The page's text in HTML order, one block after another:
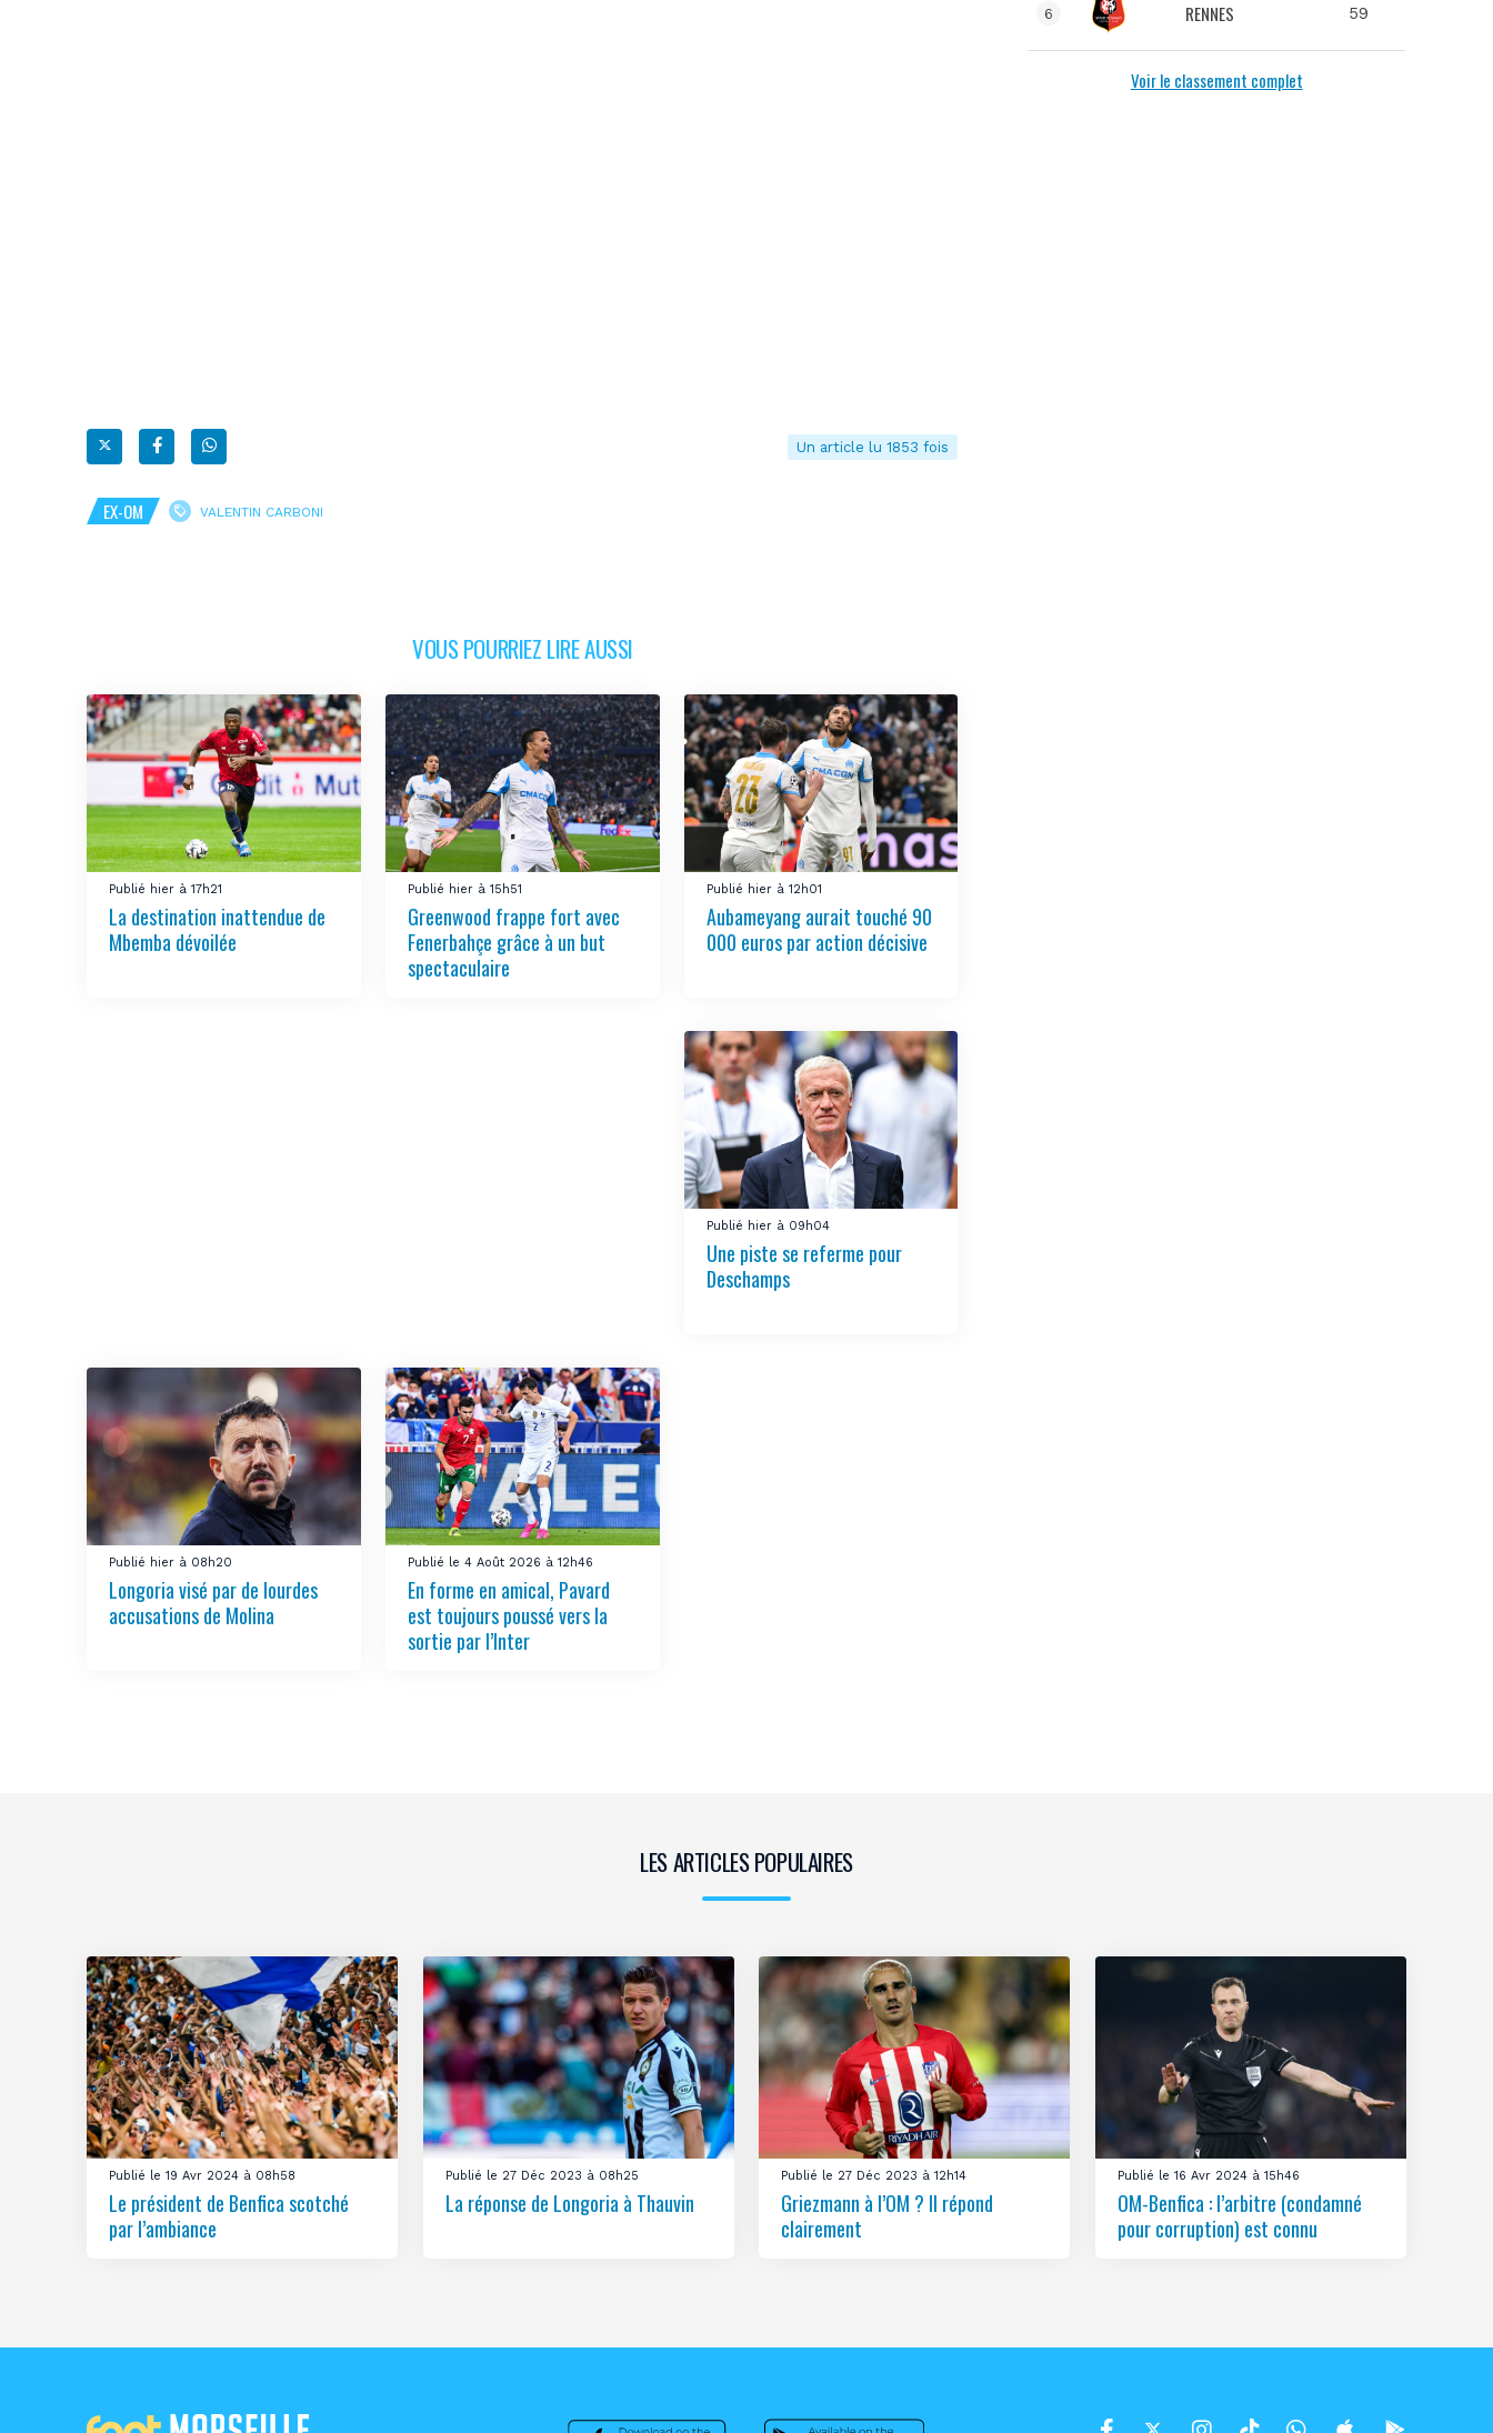
Un article lu 1853 fois
EX-OM VALENTIN CARBONI
VOUS POURRIEZ LIRE AUSSI
Publié hier à 17h21
La destination inattendue de
Mbemba dévoilée
Publié hier à 15h51
Greenwood frappe fort avec
Fenerbahçe grâce à un but
spectaculaire
Publié hier à 12h01
Aubameyang aurait touché 90
000 euros par action décisive
Publié hier à 09h04
Une piste se referme pour
Deschamps
Publié hier à 08h20
Longoria visé par de lourdes
accusations de Molina
Publié le 4 Août 2026 à 12h46
En forme en amical, Pavard
est toujours poussé vers la
sortie par l’Inter
6 RENNES 59
Voir le classement complet
LES ARTICLES POPULAIRES
Publié le 19 Avr 2024 à 08h58
Le président de Benfica scotché
par l’ambiance
Publié le 27 Déc 2023 à 08h25
La réponse de Longoria à Thauvin
Publié le 27 Déc 2023 à 12h14
Griezmann à l’OM ? Il répond
clairement
Publié le 16 Avr 2024 à 15h46
OM-Benfica : l’arbitre (condamné
pour corruption) est connu